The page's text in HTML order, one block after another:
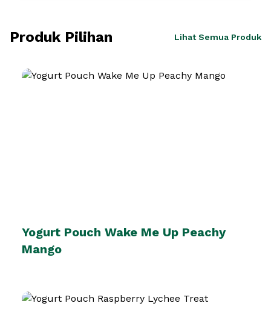
Produk Pilihan Lihat Semua Produk
Yogurt Pouch Wake Me Up Peachy
Mango